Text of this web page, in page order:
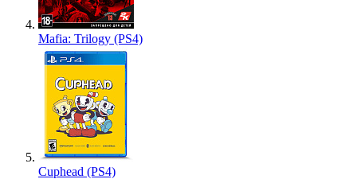
Mafia: Trilogy (PS4)
Cuphead (PS4)